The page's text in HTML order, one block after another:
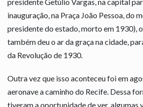
inauguração, na Praça João Pessoa, do
presidente do estado, morto em 1930),
também deu o ar da graça na cidade,
da Revolução de 1930.
Outra vez que isso aconteceu foi em
aeronave a caminho do Recife. Dessa
tiveram a oportunidade de ver, algumas